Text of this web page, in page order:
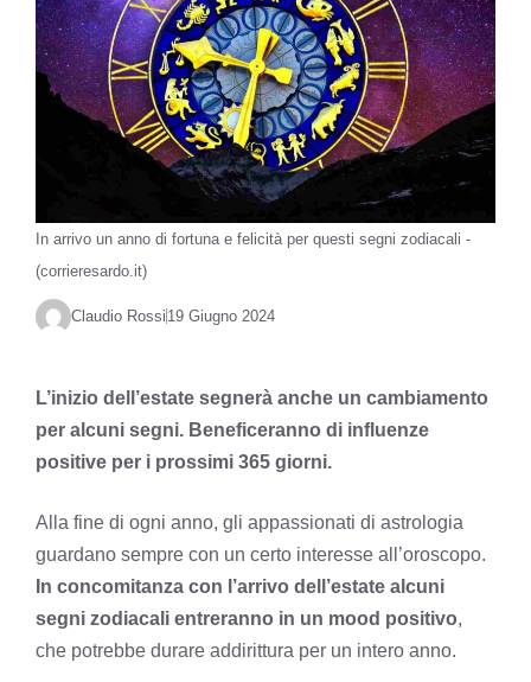
In arrivo un anno di fortuna e felicità per questi segni zodiacali -
(corrieresardo.it)
Claudio Rossi 19 Giugno 2024
L’inizio dell’estate segnerà anche un cambiamento
per alcuni segni. Beneficeranno di influenze
positive per i prossimi 365 giorni.
Alla fine di ogni anno, gli appassionati di astrologia
guardano sempre con un certo interesse all’oroscopo.
In concomitanza con l’arrivo dell’estate alcuni
segni zodiacali entreranno in un mood positivo,
che potrebbe durare addirittura per un intero anno.